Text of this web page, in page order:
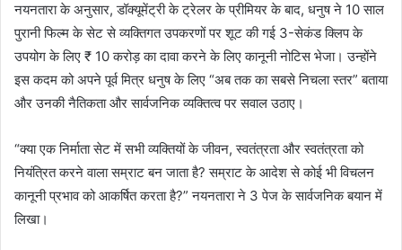
नयनतारा के अनुसार, डॉक्यूमेंट्री के ट्रेलर के प्रीमियर के बाद, धनुष ने 10 साल
पुरानी फिल्म के सेट से व्यक्तिगत उपकरणों पर शूट की गई 3-सेकंड क्लिप के
उपयोग के लिए ₹ 10 करोड़ का दावा करने के लिए कानूनी नोटिस भेजा। उन्होंने
इस कदम को अपने पूर्व मित्र धनुष के लिए “अब तक का सबसे निचला स्तर” बताया
और उनकी नैतिकता और सार्वजनिक व्यक्तित्व पर सवाल उठाए।
“क्या एक निर्माता सेट में सभी व्यक्तियों के जीवन, स्वतंत्रता और स्वतंत्रता को
नियंत्रित करने वाला सम्राट बन जाता है? सम्राट के आदेश से कोई भी विचलन
कानूनी प्रभाव को आकर्षित करता है?” नयनतारा ने 3 पेज के सार्वजनिक बयान में
लिखा।